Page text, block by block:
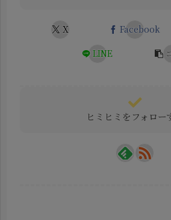
X Facebook
LINE
ヒミヒミをフォロー